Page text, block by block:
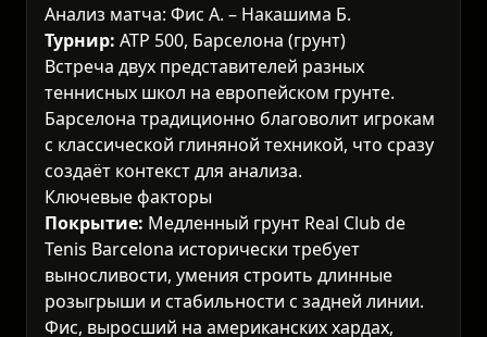
Анализ матча: Фис А. – Накашима Б.
Турнир: ATP 500, Барселона (грунт)
Встреча двух представителей разных
теннисных школ на европейском грунте.
Барселона традиционно благоволит игрокам
с классической глиняной техникой, что сразу
создаёт контекст для анализа.
Ключевые факторы
Покрытие: Медленный грунт Real Club de
Tenis Barcelona исторически требует
выносливости, умения строить длинные
розыгрыши и стабильности с задней линии.
Фис, выросший на американских хардах,